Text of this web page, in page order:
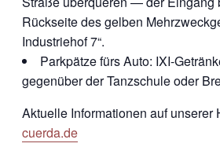
Rückseite des gelben
Industriehof 7“.
Parkpätze fürs Auto: IXI-
gegenüber der Tanzschule oder
Aktuelle Informationen auf unserer
cuerda.de